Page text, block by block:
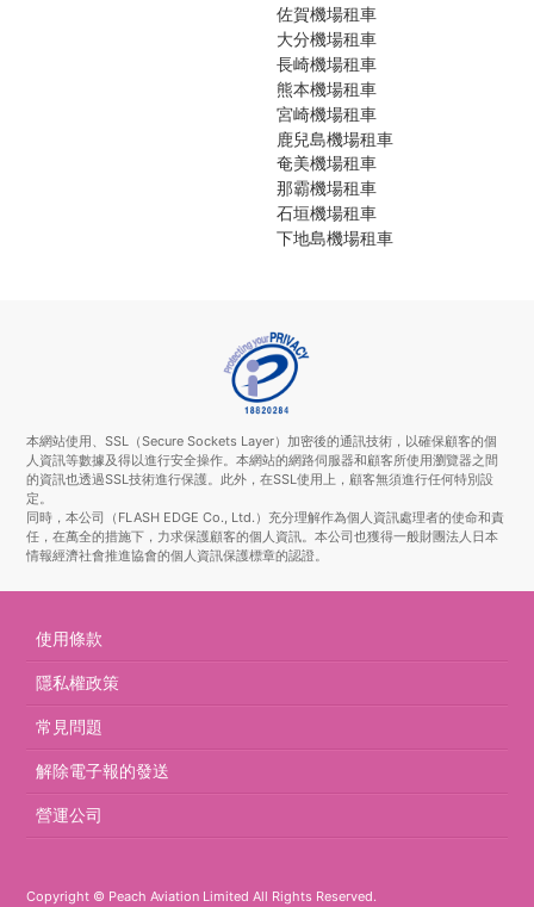
佐賀機場租車
大分機場租車
長崎機場租車
熊本機場租車
宮崎機場租車
鹿兒島機場租車
奄美機場租車
那霸機場租車
石垣機場租車
下地島機場租車
本網站使用、SSL（Secure Sockets Layer）加密後的通訊技術，以確保顧客的個
人資訊等數據及得以進行安全操作。本網站的網路伺服器和顧客所使用瀏覽器之間
的資訊也透過SSL技術進行保護。此外，在SSL使用上，顧客無須進行任何特別設
定。
同時，本公司（FLASH EDGE Co., Ltd.）充分理解作為個人資訊處理者的使命和責
任，在萬全的措施下，力求保護顧客的個人資訊。本公司也獲得一般財團法人日本
情報經濟社會推進協會的個人資訊保護標章的認證。
使用條款
隱私權政策
常見問題
解除電子報的發送
營運公司
Copyright © Peach Aviation Limited All Rights Reserved.